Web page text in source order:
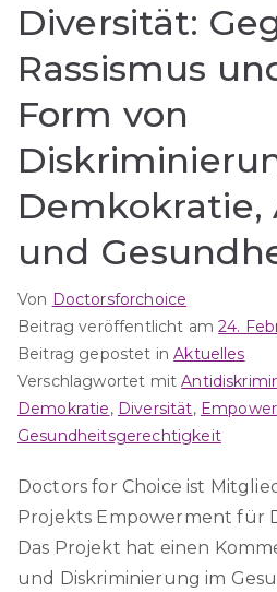
Diversität:
Rassismus
Form von
Demkokratie,
und
Von Doctorsforchoice
Beitrag veröffentlicht am24.
Beitrag gepostet inAktuelles
Verschlagwortet mit
Demokratie, Diversität,
Gesundheitsgerechtigkeit
Doctors for Choice ist
Projekts Empowerment für
Das Projekt hat einen
und Diskriminierung im